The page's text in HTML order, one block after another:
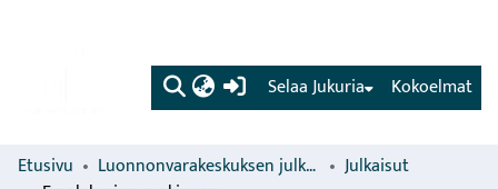
(current) Kokoelmat
Selaa Jukuria
Etusivu Luonnonvarakeskuksen julkaisut
Julkaisut